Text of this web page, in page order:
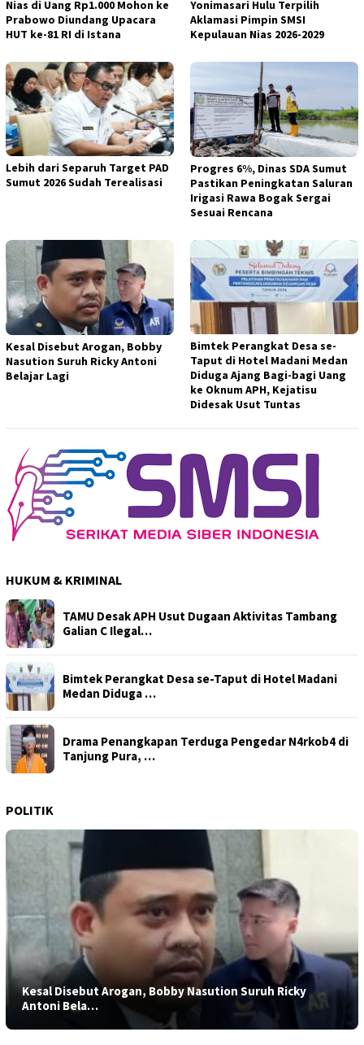
Nias di Uang Rp1.000 Mohon ke
Prabowo Diundang Upacara
HUT ke-81 RI di Istana
Yonimasari Hulu Terpilih
Aklamasi Pimpin SMSI
Kepulauan Nias 2026-2029
Lebih dari Separuh Target PAD
Sumut 2026 Sudah Terealisasi
Progres 6%, Dinas SDA Sumut
Pastikan Peningkatan Saluran
Irigasi Rawa Bogak Sergai
Sesuai Rencana
Kesal Disebut Arogan, Bobby
Nasution Suruh Ricky Antoni
Belajar Lagi
Bimtek Perangkat Desa se-
Taput di Hotel Madani Medan
Diduga Ajang Bagi-bagi Uang
ke Oknum APH, Kejatisu
Didesak Usut Tuntas
HUKUM & KRIMINAL
TAMU Desak APH Usut Dugaan Aktivitas Tambang
Galian C Ilegal…
Bimtek Perangkat Desa se-Taput di Hotel Madani
Medan Diduga …
Drama Penangkapan Terduga Pengedar N4rkob4 di
Tanjung Pura, …
POLITIK
Kesal Disebut Arogan, Bobby Nasution Suruh Ricky
Antoni Bela…